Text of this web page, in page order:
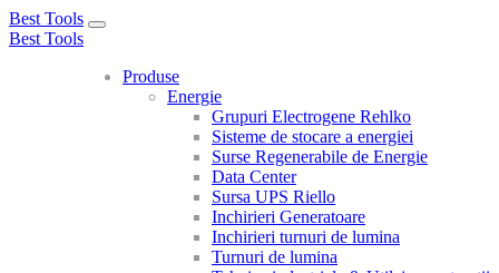
Best Tools
Toggle
Best Tools
Produse
Energie
Grupuri Electrogene Rehlko
Sisteme de stocare a energiei
Surse Regenerabile de Energie
Data Center
Sursa UPS Riello
Inchirieri Generatoare
Inchirieri turnuri de lumina
Turnuri de lumina